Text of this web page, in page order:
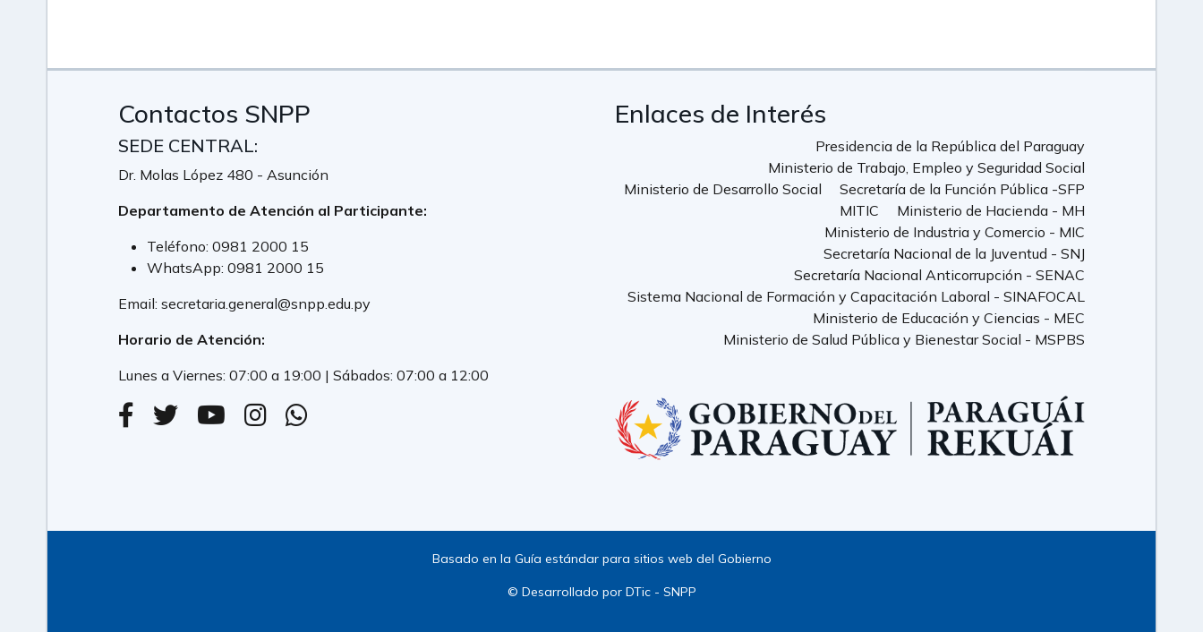
Contactos SNPP
SEDE CENTRAL:
Dr. Molas López 480 - Asunción
Departamento de Atención al Participante:
Teléfono: 0981 2000 15
WhatsApp: 0981 2000 15
Email: secretaria.general@snpp.edu.py
Horario de Atención:
Lunes a Viernes: 07:00 a 19:00 | Sábados: 07:00 a 12:00
Enlaces de Interés
Presidencia de la República del Paraguay
Ministerio de Trabajo, Empleo y Seguridad Social
Ministerio de Desarrollo Social
Secretaría de la Función Pública -SFP
MITIC
Ministerio de Hacienda - MH
Ministerio de Industria y Comercio - MIC
Secretaría Nacional de la Juventud - SNJ
Secretaría Nacional Anticorrupción - SENAC
Sistema Nacional de Formación y Capacitación Laboral - SINAFOCAL
Ministerio de Educación y Ciencias - MEC
Ministerio de Salud Pública y Bienestar Social - MSPBS
Basado en la Guía estándar para sitios web del Gobierno
© Desarrollado por DTic - SNPP